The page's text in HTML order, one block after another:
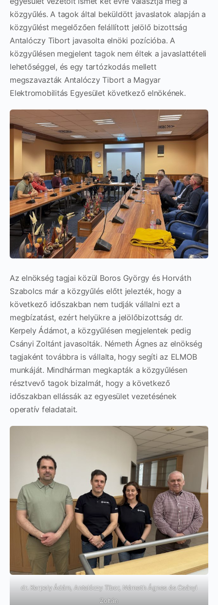
közgyűlés. A tagok által beküldött javaslatok alapján a
közgyűlést megelőzően felállított jelölő bizottság
Antalóczy Tibort javasolta elnöki pozícióba. A
közgyűlésen megjelent tagok nem éltek a javaslattételi
lehetőséggel, és egy tartózkodás mellett
megszavazták Antalóczy Tibort a Magyar
Elektromobilitás Egyesület következő elnökének.
Az elnökség tagjai közül Boros György és Horváth
Szabolcs már a közgyűlés előtt jelezték, hogy a
következő időszakban nem tudják vállalni ezt a
megbízatást, ezért helyükre a jelölőbizottság dr.
Kerpely Ádámot, a közgyűlésen megjelentek pedig
Csányi Zoltánt javasolták. Németh Ágnes az elnökség
tagjaként továbbra is vállalta, hogy segíti az ELMOB
munkáját. Mindhárman megkapták a közgyűlésen
résztvevő tagok bizalmát, hogy a következő
időszakban ellássák az egyesület vezetésének
operatív feladatait.
dr. Kerpely Ádám, Antalóczy Tibor, Németh Ágnes és Csányi
Zoltán